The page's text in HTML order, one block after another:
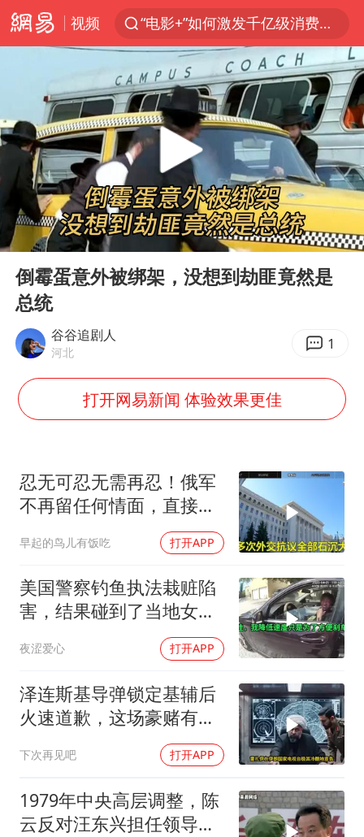
视频
“电影+”如何激发千亿级消费新活力？
全球首个长时储能一体化产业园量产
台风白海豚已进入24小时警戒线
“秋天的第一杯奶茶”6岁了
上海：台风白海豚或将带来龙卷风
四川宜宾高县4.9级地震致1死
国乒男单横滨冠军赛全军覆没
38岁演员求职万岁山NPC成功
胡彦斌获《歌手2026》歌王
东航：国内客票提前14天免费退改
日本试射“战斧”导弹，国防部回应
百花奖开幕式
胡彦斌韩磊 谁帮谁
夯实基础开新局
Play
00:00 07:48
倒霉蛋意外被绑架，没想到劫匪竟然是
总统
谷谷追剧人
河北 1
打开网易新闻 体验效果更佳
忍无可忍无需再忍！俄军
不再留任何情面，直接炸
早起的鸟儿有饭吃 打开APP
美国警察钓鱼执法栽赃陷
害，结果碰到了当地女法
夜涩爱心 打开APP
泽连斯基导弹锁定基辅后
火速道歉，这场豪赌有多
下次再见吧 打开APP
1979年中央高层调整，陈
云反对汪东兴担任领导职